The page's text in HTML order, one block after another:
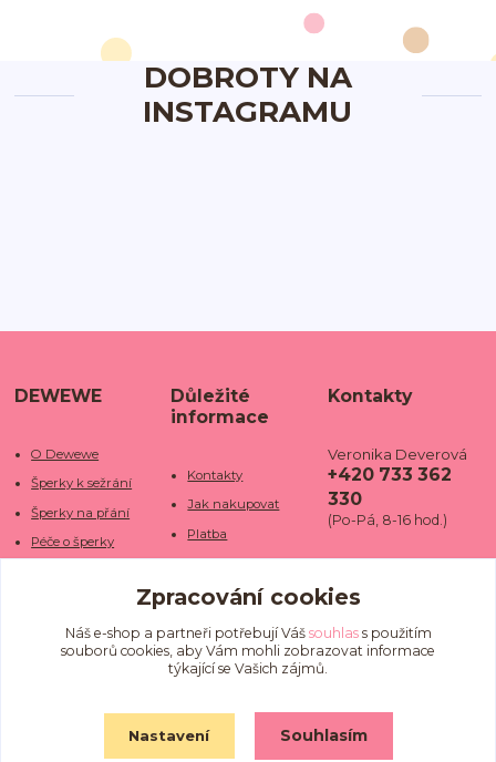
DOBROTY NA
INSTAGRAMU
DEWEWE
O Dewewe
Šperky k sežrání
Šperky na přání
Péče o šperky
Kamenné obchody
Fotogalerie
Důležité
informace
Kontakty
Jak nakupovat
Platba
Doba dodání
Doprava
Obchodní podmínky
Ochrana osobních
Kontakty
Veronika Deverová
+420 733 362
330
(Po-Pá, 8-16 hod.)
we.cz
Zpracování cookies
Náš e-shop a partneři potřebují Váš souhlass použitím
souborů cookies, aby Vám mohli zobrazovat informace
týkající se Vašich zájmů.
Nastavení Souhlasím